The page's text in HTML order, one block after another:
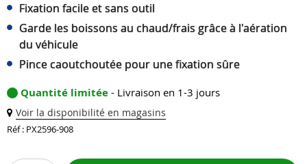
Fixation facile et sans outil
Garde les boissons au chaud/frais grâce à l'aération
du véhicule
Pince caoutchoutée pour une fixation sûre
Quantité limitée - Livraison en 1-3 jours
Voir la disponibilité en magasins
Réf : PX2596-908